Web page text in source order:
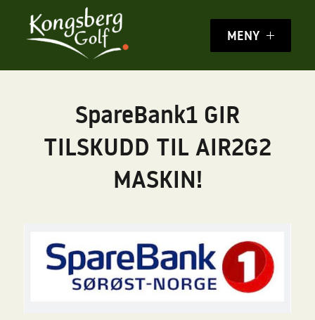
MENY
SpareBank1 GIR
TILSKUDD TIL AIR2G2
MASKIN!